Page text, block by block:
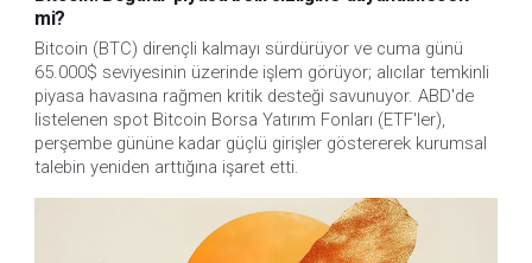
mi?
Bitcoin (BTC) dirençli kalmayı sürdürüyor ve cuma günü
65.000$ seviyesinin üzerinde işlem görüyor; alıcılar temkinli
piyasa havasına rağmen kritik desteği savunuyor. ABD'de
listelenen spot Bitcoin Borsa Yatırım Fonları (ETF'ler),
perşembe gününe kadar güçlü girişler göstererek kurumsal
talebin yeniden arttığına işaret etti.